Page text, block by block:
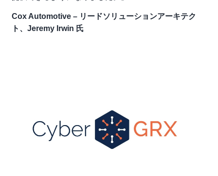
Cox Automotive – リードソリューションアーキテク
ト、Jeremy Irwin 氏